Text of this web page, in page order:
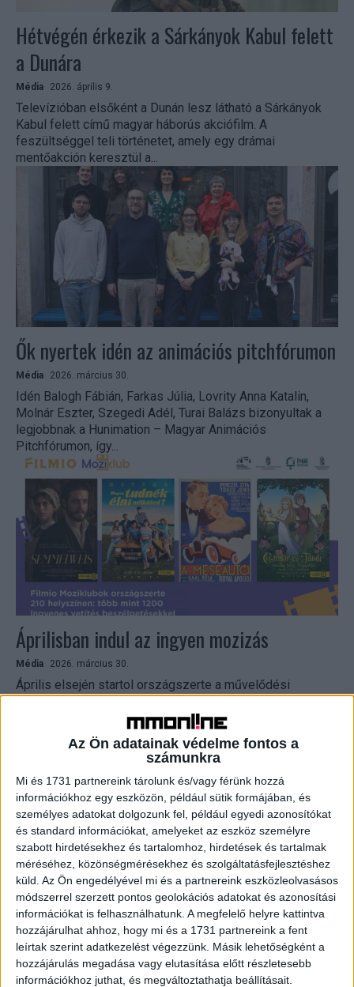
Az Ön adatainak védelme fontos a
számunkra
Mi és 1731 partnereink tárolunk és/vagy férünk hozzá
információkhoz egy eszközön, például sütik formájában, és
személyes adatokat dolgozunk fel, például egyedi azonosítókat
és standard információkat, amelyeket az eszköz személyre
szabott hirdetésekhez és tartalomhoz, hirdetések és tartalmak
méréséhez, közönségmérésekhez és szolgáltatásfejlesztéshez
küld. Az Ön engedélyével mi és a partnereink eszközleolvasásos
módszerrel szerzett pontos geolokációs adatokat és azonosítási
információkat is felhasználhatunk. A megfelelő helyre kattintva
hozzájárulhat ahhoz, hogy mi és a 1731 partnereink a fent
leírtak szerint adatkezelést végezzünk. Másik lehetőségként a
hozzájárulás megadása vagy elutasítása előtt részletesebb
információkhoz juthat, és megváltoztathatja beállításait.
Hétvégén érkezik a Sárkányok Kabul felett
a Dunára
Média 2026. április 9.
Televízióban elsőként a Dunán lesz látható a Sárkányok
Kabul felett című magyar háborús akciófilm. A
feszültséggel teli történetet, amely egy drámai
mentőakción keresztül a...
Ők nyertek idén az animációs pitchfórumon
Média 2026. március 30.
Idén Balogh Fábián, Farkas Júlia, Lovrity Anna Katalin,
Molnár Eszter, Szegedi Adél, Turai Balázs bizonyultak a
legjobbnak a Hunimation – Magyar Animációs
Pitchfórumon, így...
Áprilisban indul az ingyen mozizás
Média 2026. március 30.
Április elsején startol országszerte a művelődési
házakban a Nemzeti Filmintézet és Nemzeti Művelődési
Intézet országos filmklubhálózata, a FILMIO Moziklub. A
kezdeményezés év végéig 210...
Novemberben kerül a mozikba Dobó Kata
romantikus vígjátéka
Média 2026. január 27.